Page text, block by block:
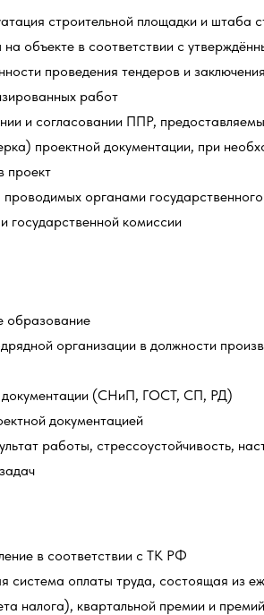
строительной площадки и штаба
объекте в соответствии с
проведения тендеров и
работ
и согласовании ППР,
проектной документации, при
проект
проводимых органами
государственной комиссии
образование
организации в должности
документации (СНиП, ГОСТ, СП, РД)
документацией
работы, стрессоустойчивость,
в соответствии с ТК РФ
система оплаты труда, состоящая из
налога), квартальной премии и